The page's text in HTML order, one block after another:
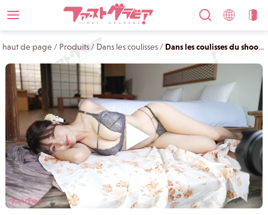
haut de page / Produits/ Dans les coulisses / Dans les coulisses du shooting